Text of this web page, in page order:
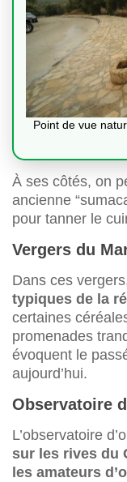
Point de vue
À ses côtés, on
ancienne
pour tanner le
Vergers du
Dans ces
typiques de la
certaines
promenades
évoquent le
aujourd’hui.
Observatoire
L’observatoire
sur les rives du
les amateurs